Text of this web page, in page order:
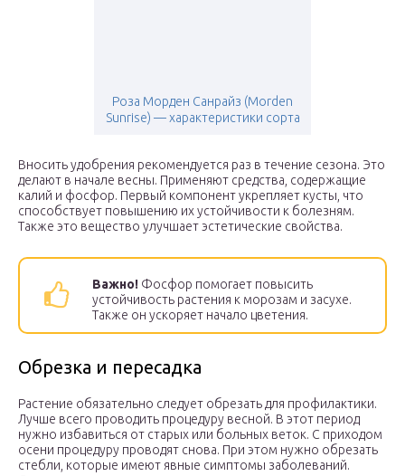
Роза Морден Санрайз (Morden
Sunrise) — характеристики сорта
Вносить удобрения рекомендуется раз в течение сезона. Это
делают в начале весны. Применяют средства, содержащие
калий и фосфор. Первый компонент укрепляет кусты, что
способствует повышению их устойчивости к болезням.
Также это вещество улучшает эстетические свойства.
Важно! Фосфор помогает повысить
устойчивость растения к морозам и засухе.
Также он ускоряет начало цветения.
Обрезка и пересадка
Растение обязательно следует обрезать для профилактики.
Лучше всего проводить процедуру весной. В этот период
нужно избавиться от старых или больных веток. С приходом
осени процедуру проводят снова. При этом нужно обрезать
стебли, которые имеют явные симптомы заболеваний.